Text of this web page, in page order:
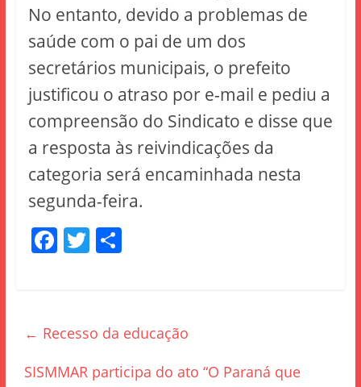
No entanto, devido a problemas de
saúde com o pai de um dos
secretários municipais, o prefeito
justificou o atraso por e-mail e pediu a
compreensão do Sindicato e disse que
a resposta às reivindicações da
categoria será encaminhada nesta
segunda-feira.
F
b
o
T S
← Recesso da educação
SISMMAR participa do ato “O Paraná que